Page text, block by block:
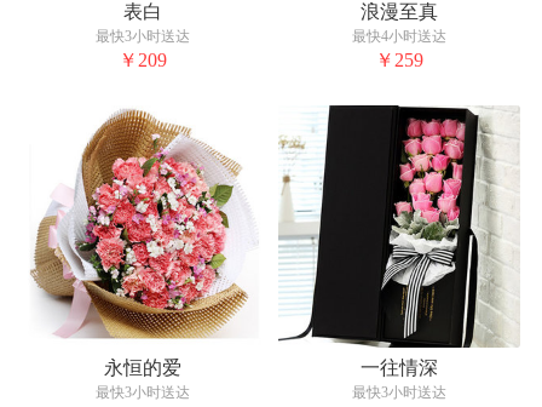
表白
最快3小时送达
￥209
浪漫至真
最快4小时送达
￥259
永恒的爱
最快3小时送达
一往情深
最快3小时送达